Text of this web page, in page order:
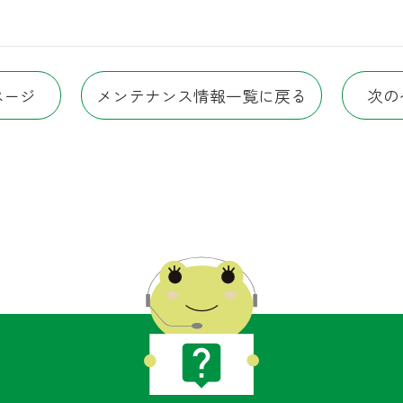
ジ メンテナンス情報一覧に戻る 次